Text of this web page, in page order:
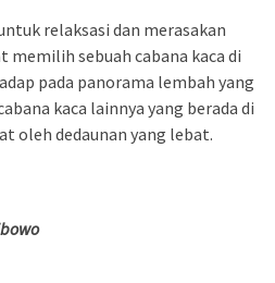
relaksasi dan merasakan
memilih sebuah cabana kaca di
pada panorama lembah yang
kaca lainnya yang berada di
oleh dedaunan yang lebat.